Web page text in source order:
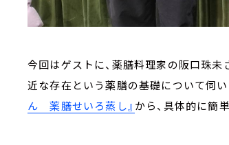
今回はゲストに、薬膳料理家の阪口珠
近な存在という薬膳の基礎について伺
ん 薬膳せいろ蒸し』 から、具体的に簡